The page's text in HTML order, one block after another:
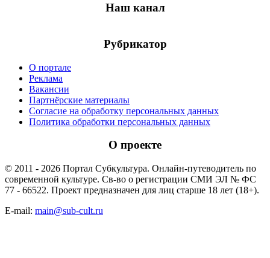
Наш канал
Рубрикатор
О портале
Реклама
Вакансии
Партнёрские материалы
Согласие на обработку персональных данных
Политика обработки персональных данных
О проекте
© 2011 - 2026 Портал Субкультура. Онлайн-путеводитель по
современной культуре. Св-во о регистрации СМИ ЭЛ № ФС
77 - 66522. Проект предназначен для лиц старше 18 лет (18+).
E-mail: main@sub-cult.ru